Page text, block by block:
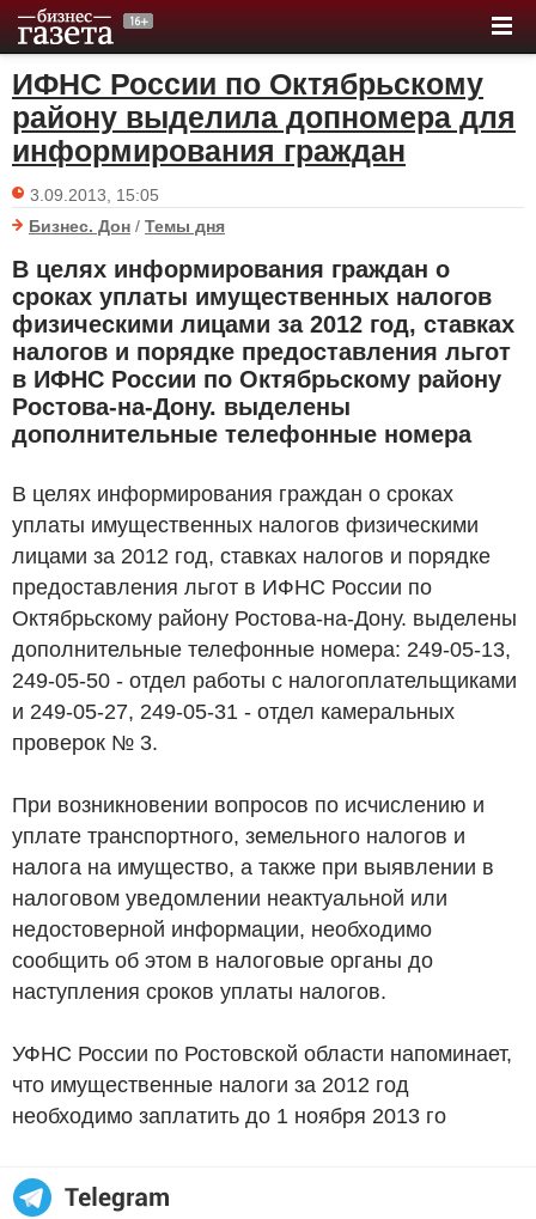
ИФНС России по Октябрьскому
району выделила допномера для
информирования граждан
3.09.2013, 15:05
Бизнес. Дон / Темы дня
В целях информирования граждан о
сроках уплаты имущественных налогов
физическими лицами за 2012 год, ставках
налогов и порядке предоставления льгот
в ИФНС России по Октябрьскому району
Ростова-на-Дону. выделены
дополнительные телефонные номера
В целях информирования граждан о сроках
уплаты имущественных налогов физическими
лицами за 2012 год, ставках налогов и порядке
предоставления льгот в ИФНС России по
Октябрьскому району Ростова-на-Дону. выделены
дополнительные телефонные номера: 249-05-13,
249-05-50 - отдел работы с налогоплательщиками
и 249-05-27, 249-05-31 - отдел камеральных
проверок № 3.
При возникновении вопросов по исчислению и
уплате транспортного, земельного налогов и
налога на имущество, а также при выявлении в
налоговом уведомлении неактуальной или
недостоверной информации, необходимо
сообщить об этом в налоговые органы до
наступления сроков уплаты налогов.
УФНС России по Ростовской области напоминает,
что имущественные налоги за 2012 год
необходимо заплатить до 1 ноября 2013 го